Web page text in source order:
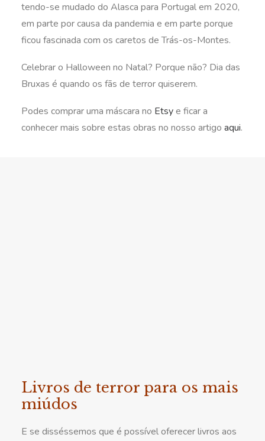
tendo-se mudado do Alasca para Portugal em 2020,
em parte por causa da pandemia e em parte porque
ficou fascinada com os caretos de Trás-os-Montes.
Celebrar o Halloween no Natal? Porque não? Dia das
Bruxas é quando os fãs de terror quiserem.
Podes comprar uma máscara no Etsye ficar a
conhecer mais sobre estas obras no nosso artigo aqui.
Livros de terror para os mais
miúdos
E se disséssemos que é possível oferecer livros aos